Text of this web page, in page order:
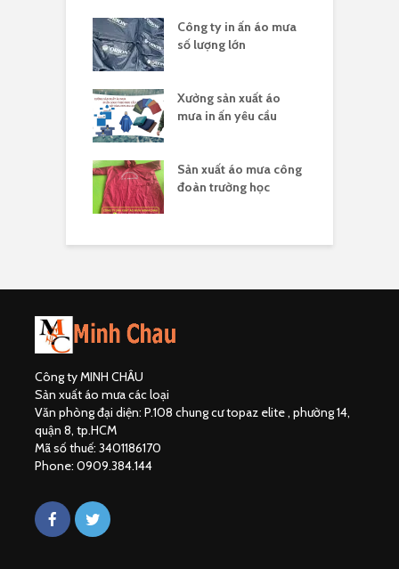
Công ty in ấn áo mưa
số lượng lớn
Xưởng sản xuất áo
mưa in ấn yêu cầu
Sản xuất áo mưa công
đoàn trường học
Công ty MINH CHÂU
Sản xuất áo mưa các loại
Văn phòng đại diện: P.108 chung cư topaz elite , phường 14,
quận 8, tp.HCM
Mã số thuế: 3401186170
Phone: 0909.384.144